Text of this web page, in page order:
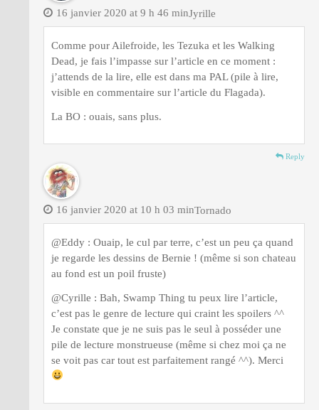
Jyrille
16 janvier 2020 at 9 h 46 min
Comme pour Ailefroide, les Tezuka et les Walking
Dead, je fais l’impasse sur l’article en ce moment :
j’attends de la lire, elle est dans ma PAL (pile à lire,
visible en commentaire sur l’article du Flagada).
La BO : ouais, sans plus.
Reply
Tornado
16 janvier 2020 at 10 h 03 min
@Eddy : Ouaip, le cul par terre, c’est un peu ça quand
je regarde les dessins de Bernie ! (même si son chateau
au fond est un poil fruste)
@Cyrille : Bah, Swamp Thing tu peux lire l’article,
c’est pas le genre de lecture qui craint les spoilers ^^
Je constate que je ne suis pas le seul à posséder une
pile de lecture monstrueuse (même si chez moi ça ne
se voit pas car tout est parfaitement rangé ^^). Merci